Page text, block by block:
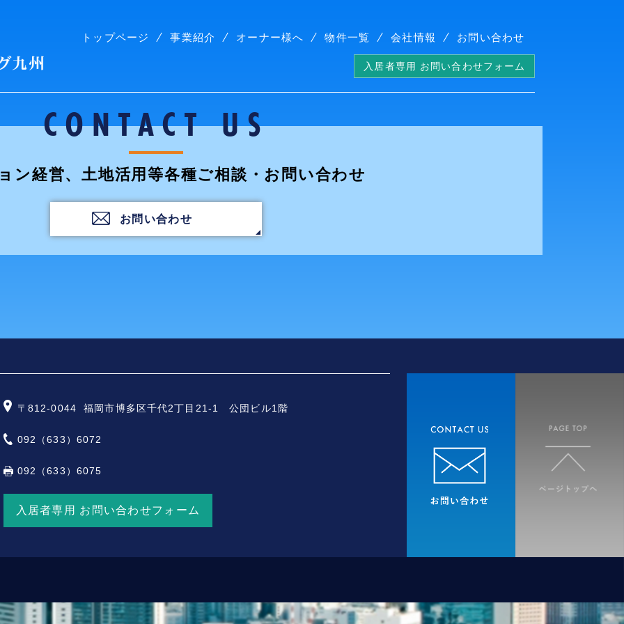
株式会社コープリビング九州
トップページ 事業紹介 オーナー様へ 物件一覧 会社情報 お問い合わせ
入居者専用 お問い合わせフォーム
CONTACT US
ン経営、土地活用等各種ご相談・お問い合わせ
お問い合わせ
〒812-0044 福岡市博多区千代2丁目21-1 公団ビル1階
092（633）6072
092（633）6075
入居者専用 お問い合わせフォーム